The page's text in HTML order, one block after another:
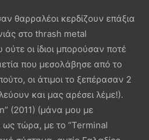
θαρραλέοι κερδίζουν επάξια
στο thrash metal
οι ίδιοι μπορούσαν ποτέ
που μεσολάβησε από το
οι άτιμοι το ξεπέρασαν 2
και μας αρέσει λέμε!).
(2011) (μάνα μου με
ως τώρα, με το “Terminal